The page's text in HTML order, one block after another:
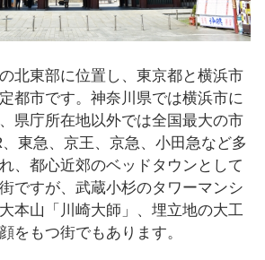
北東部に位置し、東京都と横浜市
都市です。神奈川県では横浜市に
県庁所在地以外では全国最大の市
東急、京王、京急、小田急など多
、都心近郊のベッドタウンとして
ですが、武蔵小杉のタワーマンシ
本山「川崎大師」、埋立地の大工
をもつ街でもあります。